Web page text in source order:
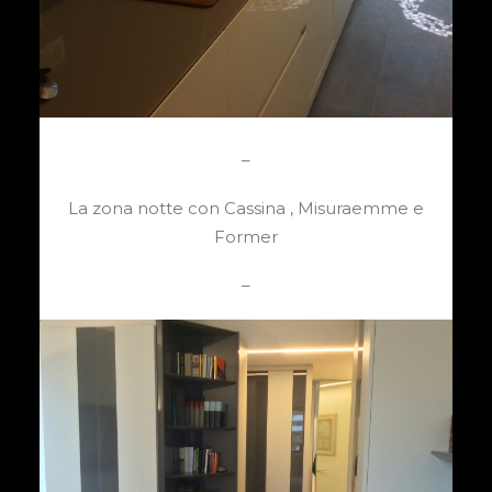
–
La zona notte con Cassina , Misuraemme e
Former
–